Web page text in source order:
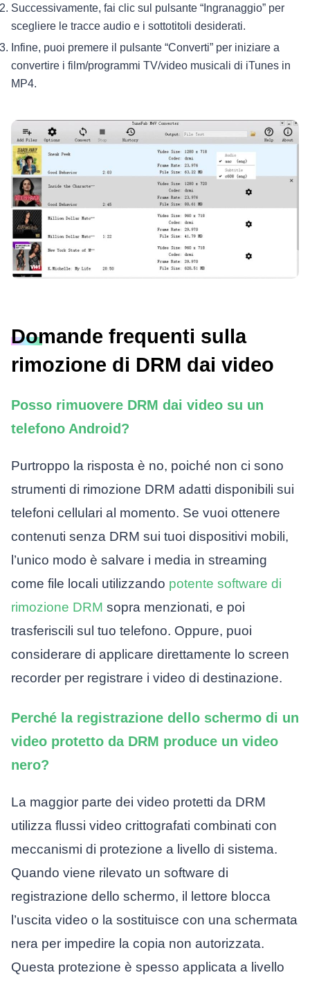
Successivamente, fai clic sul pulsante “Ingranaggio” per
scegliere le tracce audio e i sottotitoli desiderati.
Infine, puoi premere il pulsante “Converti” per iniziare a
convertire i film/programmi TV/video musicali di iTunes in
MP4.
Domande frequenti sulla
rimozione di DRM dai video
Posso rimuovere DRM dai video su un
telefono Android?
Purtroppo la risposta è no, poiché non ci sono
strumenti di rimozione DRM adatti disponibili sui
telefoni cellulari al momento. Se vuoi ottenere
contenuti senza DRM sui tuoi dispositivi mobili,
l’unico modo è salvare i media in streaming
come file locali utilizzando potente software di
rimozione DRM sopra menzionati, e poi
trasferiscili sul tuo telefono. Oppure, puoi
considerare di applicare direttamente lo screen
recorder per registrare i video di destinazione.
Perché la registrazione dello schermo di un
video protetto da DRM produce un video
nero?
La maggior parte dei video protetti da DRM
utilizza flussi video crittografati combinati con
meccanismi di protezione a livello di sistema.
Quando viene rilevato un software di
registrazione dello schermo, il lettore blocca
l’uscita video o la sostituisce con una schermata
nera per impedire la copia non autorizzata.
Questa protezione è spesso applicata a livello